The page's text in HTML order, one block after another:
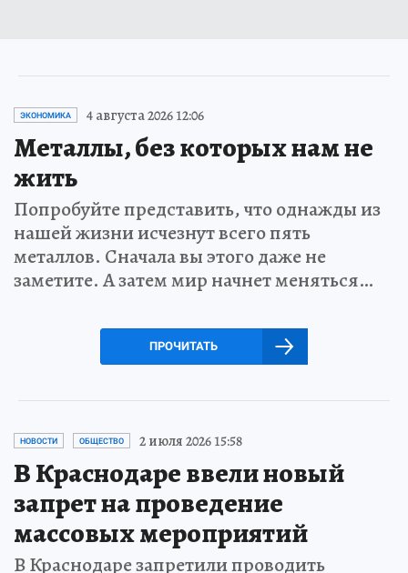
ЭКОНОМИКА 4 августа 2026 12:06
Металлы, без которых нам не
жить
Попробуйте представить, что однажды из
нашей жизни исчезнут всего пять
металлов. Сначала вы этого даже не
заметите. А затем мир начнет меняться…
ПРОЧИТАТЬ
НОВОСТИ ОБЩЕСТВО 2 июля 2026 15:58
В Краснодаре ввели новый
запрет на проведение
массовых мероприятий
В Краснодаре запретили проводить